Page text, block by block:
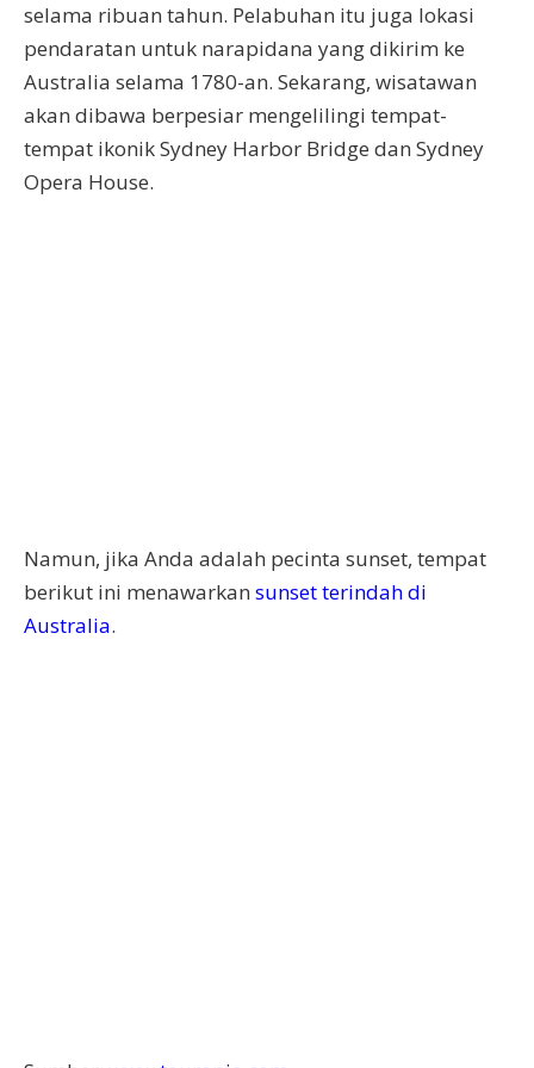
selama ribuan tahun. Pelabuhan itu juga lokasi
pendaratan untuk narapidana yang dikirim ke
Australia selama 1780-an. Sekarang, wisatawan
akan dibawa berpesiar mengelilingi tempat-
tempat ikonik Sydney Harbor Bridge dan Sydney
Opera House.
Namun, jika Anda adalah pecinta sunset, tempat
berikut ini menawarkan sunset terindah di
Australia.